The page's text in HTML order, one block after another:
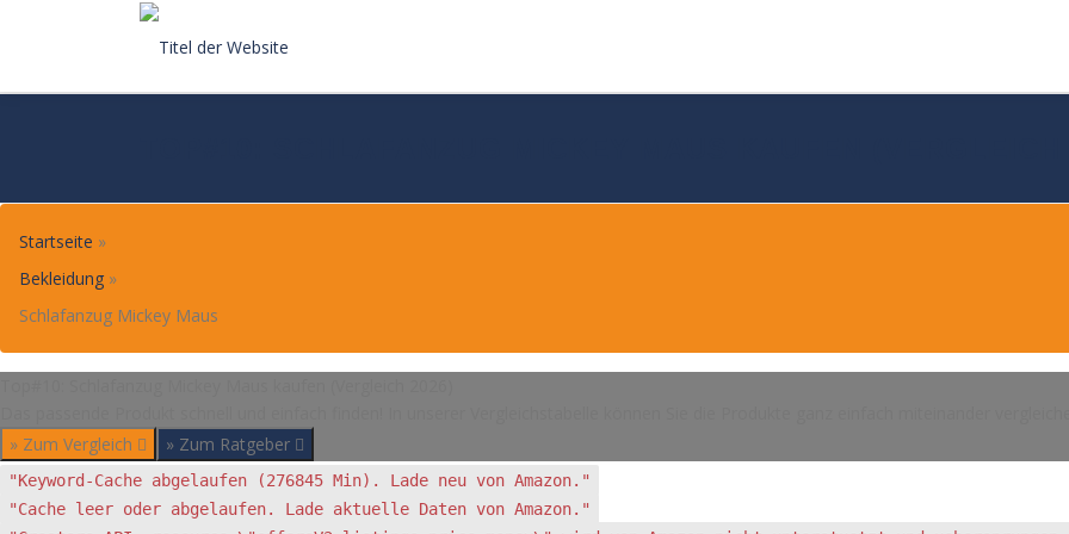
Startseite »
Bekleidung »
Schlafanzug Mickey Maus
» Zum Vergleich
» Zum Ratgeber
"Keyword-Cache abgelaufen (276845 Min). Lade neu von Amazon."
"Cache leer oder abgelaufen. Lade aktuelle Daten von Amazon."